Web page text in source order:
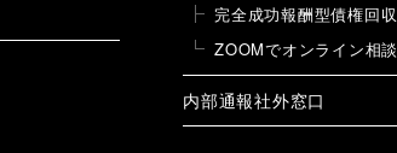
完全成功報酬型債権回収
ZOOMでオンライン相談
内部通報社外窓口